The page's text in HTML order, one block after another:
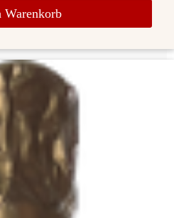
Warenkorb